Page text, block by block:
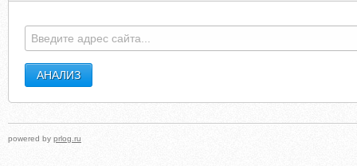
powered by prlog.ru